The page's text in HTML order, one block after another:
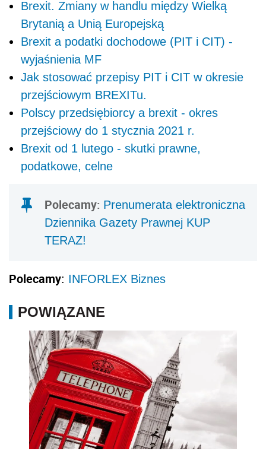
Brexit. Zmiany w handlu między Wielką
Brytanią a Unią Europejską
Brexit a podatki dochodowe (PIT i CIT) -
wyjaśnienia MF
Jak stosować przepisy PIT i CIT w okresie
przejściowym BREXITu.
Polscy przedsiębiorcy a brexit - okres
przejściowy do 1 stycznia 2021 r.
Brexit od 1 lutego - skutki prawne,
podatkowe, celne
Polecamy: Prenumerata elektroniczna
Dziennika Gazety Prawnej KUP
TERAZ!
Polecamy: INFORLEX Biznes
POWIĄZANE